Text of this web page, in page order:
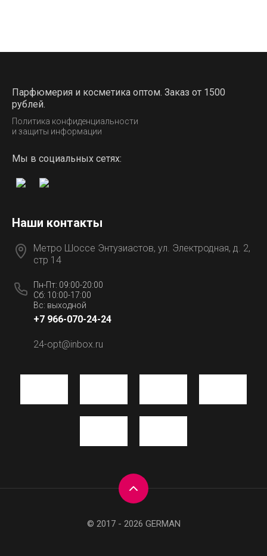
Парфюмерия и косметика оптом. Заказ от 1500
рублей.
Политика конфиденциальности
и защиты информации
Мы в социальных сетях:
Наши контакты
Метро Шоссе Энтузиастов, ул. Электродная, д. 2,
стр 14
Пн-Пт: 09:00-20:00
Сб: 10:00-17:00
Вс: выходной
+7 966-070-24-24
24-opt@inbox.ru
© 2017 - 2026 GERMAN